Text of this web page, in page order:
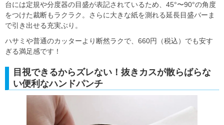
台には定規や分度器の目盛が表記されているため、45°〜90°の角度
をつけた裁断もラクラク。さらに大きな紙を測れる延長目盛バーま
で引き出せる充実ぶり。
ハサミや普通のカッターより断然ラクで、660円（税込）でも安す
ぎる満足感です！
目視できるからズレない！抜きカスが散らばらな
い便利なハンドパンチ